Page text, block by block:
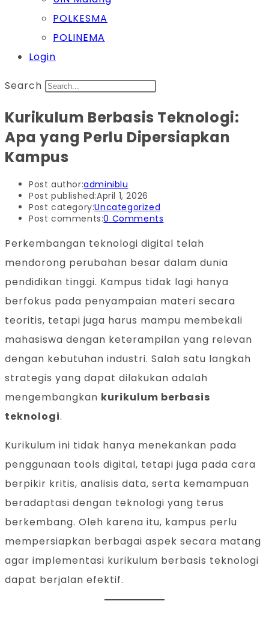
POLKESMA
POLINEMA
Login
Search
Kurikulum Berbasis Teknologi:
Apa yang Perlu Dipersiapkan
Kampus
Post author:adminiblu
Post published:April 1, 2026
Post category:Uncategorized
Post comments:0 Comments
Perkembangan teknologi digital telah
mendorong perubahan besar dalam dunia
pendidikan tinggi. Kampus tidak lagi hanya
berfokus pada penyampaian materi secara
teoritis, tetapi juga harus mampu membekali
mahasiswa dengan keterampilan yang relevan
dengan kebutuhan industri. Salah satu langkah
strategis yang dapat dilakukan adalah
mengembangkan kurikulum berbasis
teknologi.
Kurikulum ini tidak hanya menekankan pada
penggunaan tools digital, tetapi juga pada cara
berpikir kritis, analisis data, serta kemampuan
beradaptasi dengan teknologi yang terus
berkembang. Oleh karena itu, kampus perlu
mempersiapkan berbagai aspek secara matang
agar implementasi kurikulum berbasis teknologi
dapat berjalan efektif.